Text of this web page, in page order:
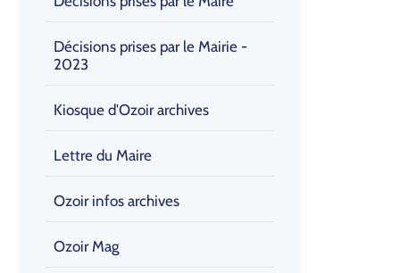
Décisions prises par le Mairie -
2023
Kiosque d'Ozoir archives
Lettre du Maire
Ozoir infos archives
Ozoir Mag